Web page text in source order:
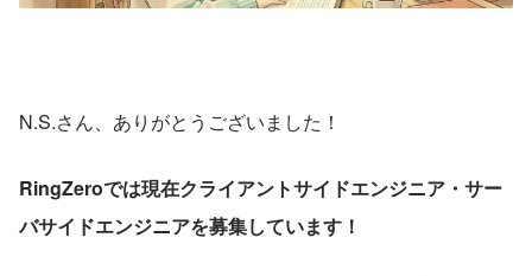
N.S.さん、ありがとうございました！
RingZeroでは現在クライアントサイドエンジニア・サー
バサイドエンジニアを募集しています！